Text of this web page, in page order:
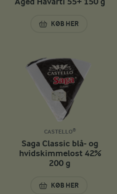
KØB HER
AGED HAVARTI 55+
CASTELLO®
Saga Classic blå- og
hvidskimmelost 42%
200 g
KØB HER
SAGA CLASSIC